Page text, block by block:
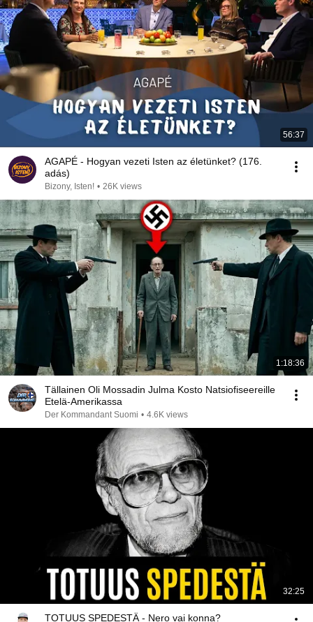
56:37
AGAPÉ - Hogyan vezeti Isten az életünket? (176.
adás)
Bizony, Isten! • 26K views
1:18:36
Tällainen Oli Mossadin Julma Kosto Natsiofiseereille
Etelä-Amerikassa
Der Kommandant Suomi • 4.6K views
32:25
TOTUUS SPEDESTÄ - Nero vai konna?